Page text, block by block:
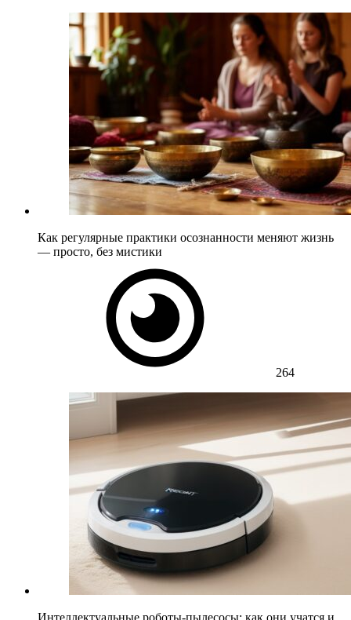
Как регулярные практики осознанности меняют жизнь
— просто, без мистики
264
Интеллектуальные роботы-пылесосы: как они учатся и